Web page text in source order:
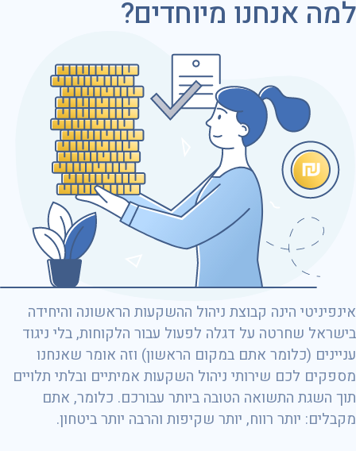
באינפיניטי, המקצוענות שלנו עבורכם באה לידי ביטוי בכל
וחשיבה מוכחת שאינה גנרית או נחלת הכלל.
למה אנחנו מיוחדים?
אינפיניטי הינה קבוצת ניהול ההשקעות הראשונה והיחידה
בישראל שחרטה על דגלה לפעול עבור הלקוחות, בלי ניגוד
עניינים (כלומר אתם במקום הראשון) וזה אומר שאנחנו
מספקים לכם שירותי ניהול השקעות אמיתיים ובלתי תלויים
תוך השגת התשואה הטובה ביותר עבורכם. כלומר, אתם
מקבלים: יותר רווח, יותר שקיפות והרבה יותר ביטחון.